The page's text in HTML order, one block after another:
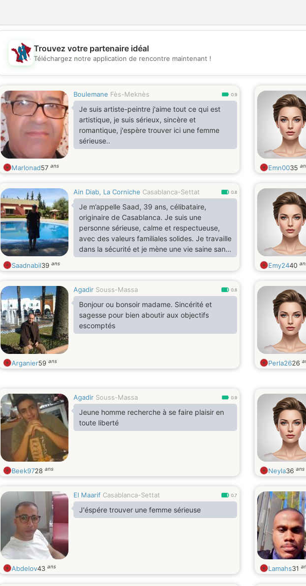
💖
💕
Trouvez votre partenaire idéal
Téléchargez notre application de rencontre maintenant !
Boulemane Fès-Meknès 0.9
Je suis artiste-peintre j'aime tout ce qui est
artistique, je suis sérieux, sincère et
romantique, j'espère trouver ici une femme
sérieuse..
Marlonad57 ans Emn0035
Ain Diab, La Corniche Casablanca-Settat 0.8
Je m’appelle Saad, 39 ans, célibataire,
originaire de Casablanca. Je suis une
personne sérieuse, calme et respectueuse,
avec des valeurs familiales solides. Je travaille
dans la sécurité et je mène une vie saine sans
tabac ni alcool. J’aime le sport, surtout les arts
martiaux, ainsi que la musique, les sorties à la
Saadnabil39 ans Emy2440
Agadir Souss-Massa 0.8
Bonjour ou bonsoir madame. Sincérité et
sagesse pour bien aboutir aux objectifs
escomptés
Arganier59 ans Perla2626
Agadir Souss-Massa 0.9
Jeune homme recherche à se faire plaisir en
toute liberté
Beek9728 ans Neyla36 ans
El Maarif Casablanca-Settat 0.7
J'éspére trouver une femme sérieuse
Abdelov43 ans Lamahs31